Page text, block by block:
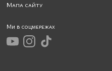
та рівне освітлення для
дозволяє позбутися
Мапа сайту
Ми в соцмережах